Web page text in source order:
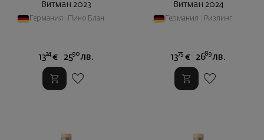
Витман 2023
Германия Пино Блан
1324 € 2590 лв.
Витман 2024
Германия Ризлинг
1375 € 2689 лв.